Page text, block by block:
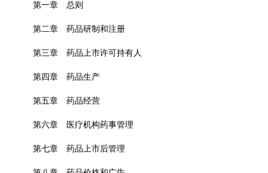
第一章 总则
第二章 药品研制和注册
第三章 药品上市许可持有人
第四章 药品生产
第五章 药品经营
第六章 医疗机构药事管理
第七章 药品上市后管理